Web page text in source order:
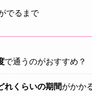
でるまで
で通うのがおすすめ？
れくらいの期間がかか